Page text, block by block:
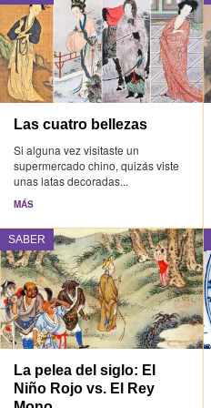
Las cuatro bellezas
Si alguna vez visitaste un
supermercado chino, quizás viste
unas latas decoradas...
MÁS
SABER
La pelea del siglo: El
Niño Rojo vs. El Rey